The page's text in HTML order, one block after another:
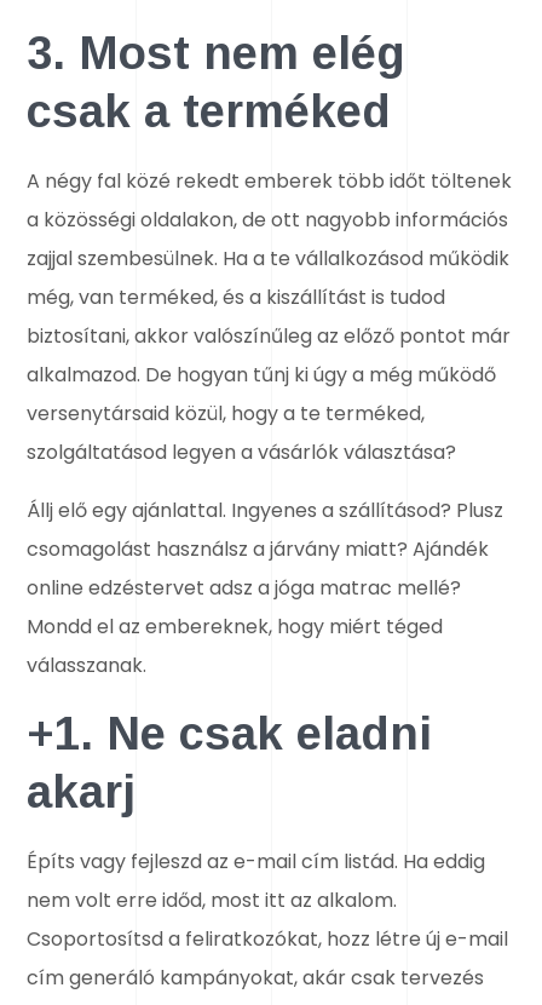
3. Most nem elég
csak a terméked
A négy fal közé rekedt emberek több időt töltenek
a közösségi oldalakon, de ott nagyobb információs
zajjal szembesülnek. Ha a te vállalkozásod működik
még, van terméked, és a kiszállítást is tudod
biztosítani, akkor valószínűleg az előző pontot már
alkalmazod. De hogyan tűnj ki úgy a még működő
versenytársaid közül, hogy a te terméked,
szolgáltatásod legyen a vásárlók választása?
Állj elő egy ajánlattal. Ingyenes a szállításod? Plusz
csomagolást használsz a járvány miatt? Ajándék
online edzéstervet adsz a jóga matrac mellé?
Mondd el az embereknek, hogy miért téged
válasszanak.
+1. Ne csak eladni
akarj
Építs vagy fejleszd az e-mail cím listád. Ha eddig
nem volt erre időd, most itt az alkalom.
Csoportosítsd a feliratkozókat, hozz létre új e-mail
cím generáló kampányokat, akár csak tervezés